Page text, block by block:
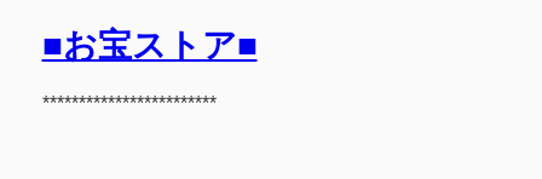
■お宝ストア■
************************